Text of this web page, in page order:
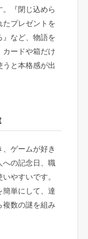
。『閉じ込めら
たプレゼントを
』など、物語を
カードや箱だけ
と本格感が出
ゲームが好き
への記念日、職
やすいです。
簡単にして、達
複数の謎を組み